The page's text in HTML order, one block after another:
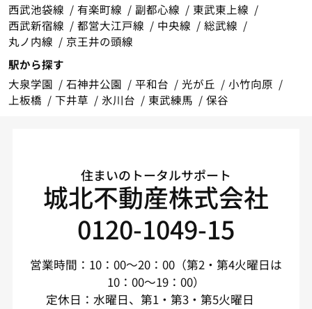
西武池袋線
有楽町線 副都心線
東武東上線
西武新宿線
都営大江戸線 中央線
総武線
丸ノ内線
京王井の頭線
駅から探す
大泉学園
石神井公園 平和台 光が丘
小竹向原
上板橋
下井草 氷川台 東武練馬 保谷
住まいのトータルサポート
城北不動産株式会社
0120-1049-15
営業時間：10：00～20：00（第2・第4火曜日は
10：00～19：00）
定休日：水曜日、第1・第3・第5火曜日